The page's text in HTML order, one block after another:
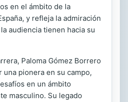
en el ámbito de la
y refleja la admiración
audiencia tienen hacia su
Paloma Gómez Borrero
una pionera en su campo,
en un ámbito
masculino. Su legado